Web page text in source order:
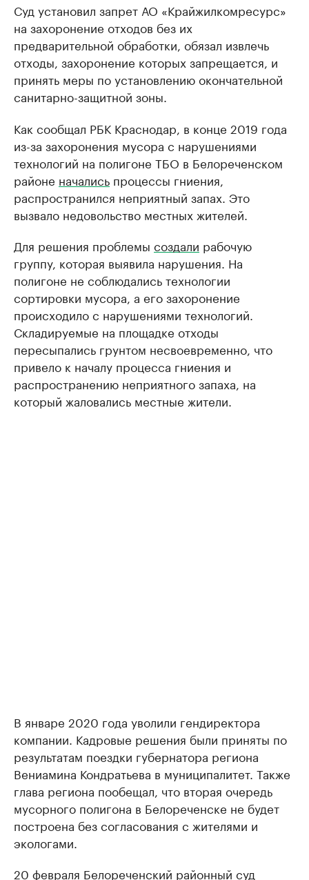
Суд установил запрет АО «Крайжилкомресурс»
на захоронение отходов без их
предварительной обработки, обязал извлечь
отходы, захоронение которых запрещается, и
принять меры по установлению окончательной
санитарно-защитной зоны.
Как сообщал РБК Краснодар, в конце 2019 года
из-за захоронения мусора с нарушениями
технологий на полигоне ТБО в Белореченском
районе начались процессы гниения,
распространился неприятный запах. Это
вызвало недовольство местных жителей.
Для решения проблемы создали рабочую
группу, которая выявила нарушения. На
полигоне не соблюдались технологии
сортировки мусора, а его захоронение
происходило с нарушениями технологий.
Складируемые на площадке отходы
пересыпались грунтом несвоевременно, что
привело к началу процесса гниения и
распространению неприятного запаха, на
который жаловались местные жители.
В январе 2020 года уволили гендиректора
компании. Кадровые решения были приняты по
результатам поездки губернатора региона
Вениамина Кондратьева в муниципалитет. Также
глава региона пообещал, что вторая очередь
мусорного полигона в Белореченске не будет
построена без согласования с жителями и
экологами.
20 февраля Белореченский районный суд